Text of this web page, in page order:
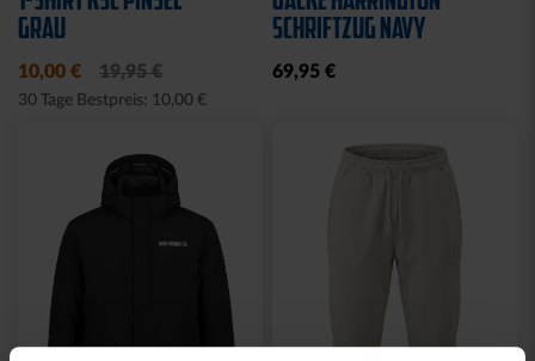
GRAU
10,00 € 19,95 €
30 Tage Bestpreis: 10,00 €
SCHRIFTZUG NAVY
69,95 €